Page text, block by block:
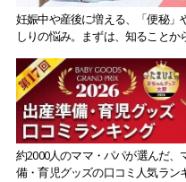
妊娠中や産後に増える、「便秘」
しりの悩み。まずは、知ることか
約2000人のママ・パパが選んだ、
備・育児グッズの口コミ人気ラン